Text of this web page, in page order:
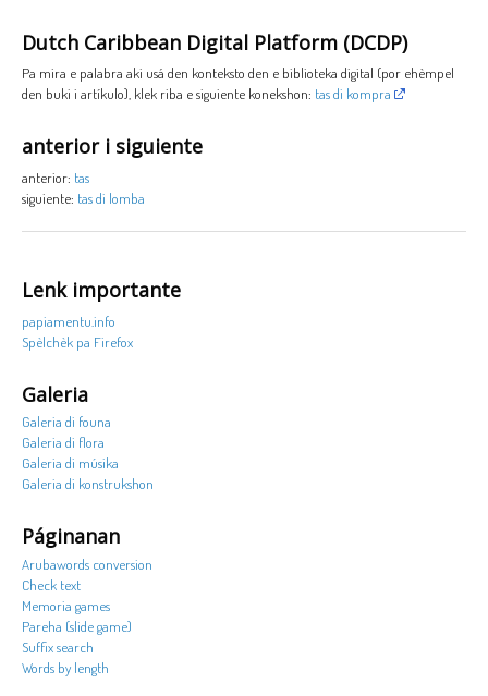
Dutch Caribbean Digital Platform (DCDP)
Pa mira e palabra aki usá den konteksto den e biblioteka digital (por ehèmpel
den buki i artíkulo), klek riba e siguiente konekshon: tas di kompra
anterior i siguiente
anterior: tas
siguiente: tas di lomba
Lenk importante
papiamentu.info
Spèlchèk pa Firefox
Galeria
Galeria di founa
Galeria di flora
Galeria di músika
Galeria di konstrukshon
Páginanan
Arubawords conversion
Check text
Memoria games
Pareha (slide game)
Suffix search
Words by length